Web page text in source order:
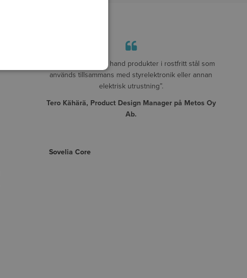
"Vi tillverkar i första hand produkter i rostfritt stål som
används tillsammans med styrelektronik eller annan
elektrisk utrustning”.
Tero Kähärä, Product Design Manager på Metos Oy
Ab.
Sovelia Core